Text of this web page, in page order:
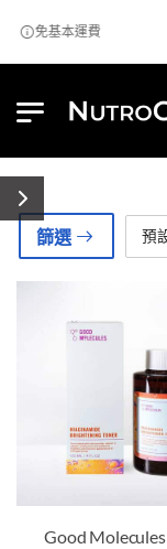
免基本運費
篩選